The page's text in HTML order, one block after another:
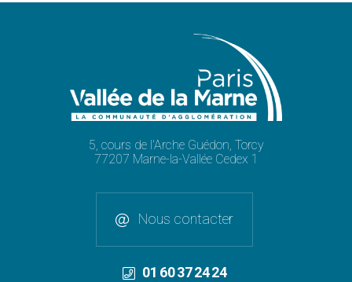
5, cours de l'Arche Guédon, Torcy
77207 Marne-la-Vallée Cedex 1
Nous contacter
01 60 37 24 24